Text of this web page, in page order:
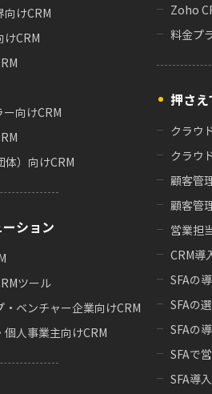
向けCRM
けCRM
向けCRM
体）向けCRM
ション
ツール
・ベンチャー企業向けCRM
個人事業主向けCRM
Zoho
料金プ
押さ
クラウ
クラウ
顧客管
顧客管
営業担
CRM導
SFAの
SFAの
SFAの
SFAで
SFA導